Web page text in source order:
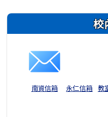
右邊區域內容 校
南資信箱 永仁信箱 教